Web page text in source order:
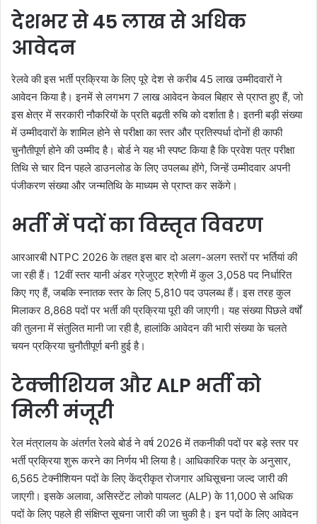
देशभर से 45 लाख से अधिक
आवेदन
रेलवे की इस भर्ती प्रक्रिया के लिए पूरे देश से करीब 45 लाख उम्मीदवारों ने
आवेदन किया है। इनमें से लगभग 7 लाख आवेदन केवल बिहार से प्राप्त हुए हैं, जो
इस क्षेत्र में सरकारी नौकरियों के प्रति बढ़ती रुचि को दर्शाता है। इतनी बड़ी संख्या
में उम्मीदवारों के शामिल होने से परीक्षा का स्तर और प्रतिस्पर्धा दोनों ही काफी
चुनौतीपूर्ण होने की उम्मीद है। बोर्ड ने यह भी स्पष्ट किया है कि प्रवेश पत्र परीक्षा
तिथि से चार दिन पहले डाउनलोड के लिए उपलब्ध होंगे, जिन्हें उम्मीदवार अपनी
पंजीकरण संख्या और जन्मतिथि के माध्यम से प्राप्त कर सकेंगे।
भर्ती में पदों का विस्तृत विवरण
आरआरबी NTPC 2026 के तहत इस बार दो अलग-अलग स्तरों पर भर्तियां की
जा रही हैं। 12वीं स्तर यानी अंडर ग्रेजुएट श्रेणी में कुल 3,058 पद निर्धारित
किए गए हैं, जबकि स्नातक स्तर के लिए 5,810 पद उपलब्ध हैं। इस तरह कुल
मिलाकर 8,868 पदों पर भर्ती की प्रक्रिया पूरी की जाएगी। यह संख्या पिछले वर्षों
की तुलना में संतुलित मानी जा रही है, हालांकि आवेदन की भारी संख्या के चलते
चयन प्रक्रिया चुनौतीपूर्ण बनी हुई है।
टेक्नीशियन और ALP भर्ती को
मिली मंजूरी
रेल मंत्रालय के अंतर्गत रेलवे बोर्ड ने वर्ष 2026 में तकनीकी पदों पर बड़े स्तर पर
भर्ती प्रक्रिया शुरू करने का निर्णय भी लिया है। आधिकारिक पत्र के अनुसार,
6,565 टेक्नीशियन पदों के लिए केंद्रीकृत रोजगार अधिसूचना जल्द जारी की
जाएगी। इसके अलावा, असिस्टेंट लोको पायलट (ALP) के 11,000 से अधिक
पदों के लिए पहले ही संक्षिप्त सूचना जारी की जा चुकी है। इन पदों के लिए आवेदन